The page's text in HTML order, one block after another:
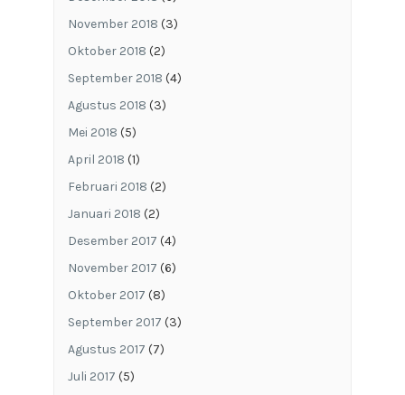
November 2018 (3)
Oktober 2018 (2)
September 2018 (4)
Agustus 2018 (3)
Mei 2018 (5)
April 2018 (1)
Februari 2018 (2)
Januari 2018 (2)
Desember 2017 (4)
November 2017 (6)
Oktober 2017 (8)
September 2017 (3)
Agustus 2017 (7)
Juli 2017 (5)